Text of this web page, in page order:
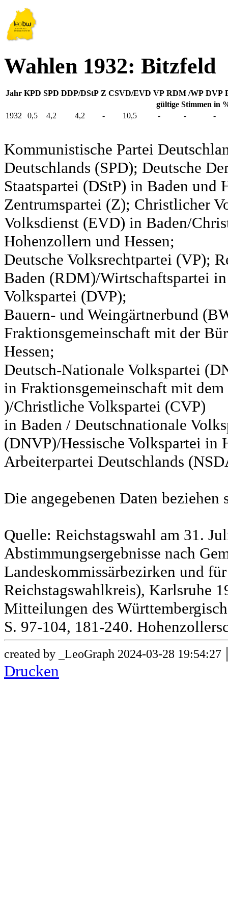
Wahlen 1932: Bitzfeld
Jahr KPD SPD DDP/DStP Z CSVD/EVD VP RDM /WP DVP
gültige Stimmen in
1932
0,5 4,2 4,2 - 10,5 - - -
Kommunistische Partei
Deutschlands (SPD); Deutsche
Staatspartei (DStP) in Baden und
Zentrumspartei (Z); Christlicher
Volksdienst (EVD) in Baden/
Hohenzollern und Hessen;
Deutsche Volksrechtpartei (VP);
Baden (RDM)/Wirtschaftspartei
Volkspartei (DVP);
Bauern- und Weingärtnerbund
Fraktionsgemeinschaft mit der
Hessen;
Deutsch-Nationale Volkspartei
in Fraktionsgemeinschaft mit
)/Christliche Volkspartei (CVP)
in Baden / Deutschnationale
(DNVP)/Hessische Volkspartei in
Arbeiterpartei Deutschlands
Die angegebenen Daten
Quelle: Reichstagswahl am 31.
Abstimmungsergebnisse nach
Landeskommissärbezirken und
Reichstagswahlkreis), Karlsruhe
Mitteilungen des
S. 97-104, 181-240.
created by _LeoGraph 2024-03-28 19:54:27
Drucken